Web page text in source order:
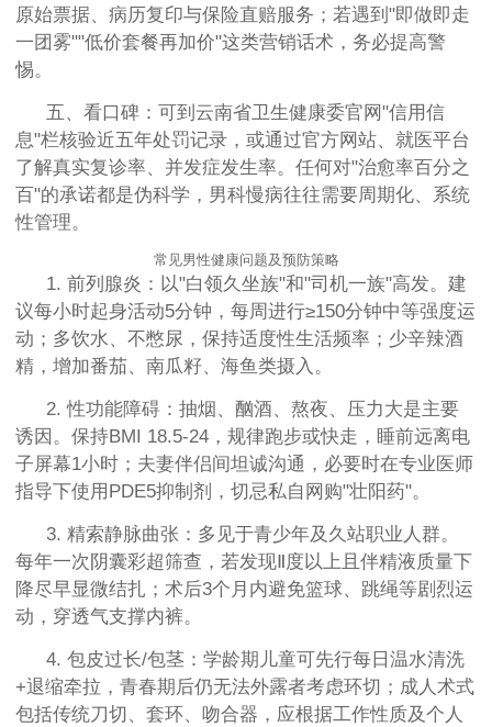
原始票据、病历复印与保险直赔服务；若遇到"即做即走
一团雾""低价套餐再加价"这类营销话术，务必提高警
惕。
五、看口碑：可到云南省卫生健康委官网"信用信
息"栏核验近五年处罚记录，或通过官方网站、就医平台
了解真实复诊率、并发症发生率。任何对"治愈率百分之
百"的承诺都是伪科学，男科慢病往往需要周期化、系统
性管理。
常见男性健康问题及预防策略
1. 前列腺炎：以"白领久坐族"和"司机一族"高发。建
议每小时起身活动5分钟，每周进行≥150分钟中等强度运
动；多饮水、不憋尿，保持适度性生活频率；少辛辣酒
精，增加番茄、南瓜籽、海鱼类摄入。
2. 性功能障碍：抽烟、酗酒、熬夜、压力大是主要
诱因。保持BMI 18.5-24，规律跑步或快走，睡前远离电
子屏幕1小时；夫妻伴侣间坦诚沟通，必要时在专业医师
指导下使用PDE5抑制剂，切忌私自网购"壮阳药"。
3. 精索静脉曲张：多见于青少年及久站职业人群。
每年一次阴囊彩超筛查，若发现Ⅱ度以上且伴精液质量下
降尽早显微结扎；术后3个月内避免篮球、跳绳等剧烈运
动，穿透气支撑内裤。
4. 包皮过长/包茎：学龄期儿童可先行每日温水清洗
+退缩牵拉，青春期后仍无法外露者考虑环切；成人术式
包括传统刀切、套环、吻合器，应根据工作性质及个人